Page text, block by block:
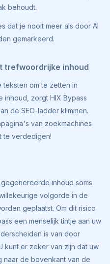
behoudt.
dat je nooit meer als door AI
gemarkeerd.
trefwoordrijke inhoud
om te zetten in
zorgt HIX Bypass
de SEO-ladder klimmen.
van zoekmachines
te verdedigen!
inhoud soms
volgorde in de
geplaatst. Om dit risico
een menselijk tintje aan uw
is van door
kunt er zeker van zijn dat uw
naar de bovenkant van de